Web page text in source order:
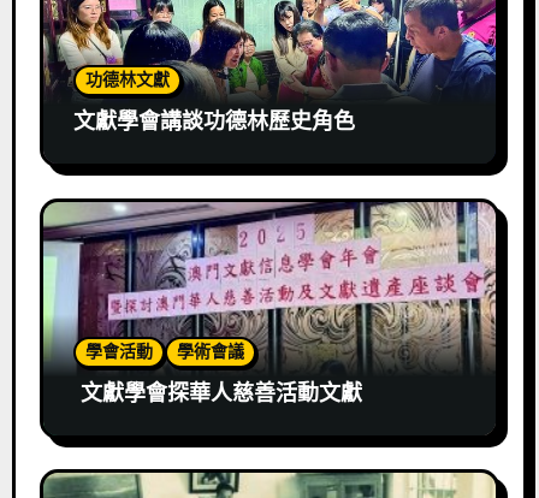
功德林文獻
文獻學會講談功德林歷史角色
學會活動 學術會議
文獻學會探華人慈善活動文獻